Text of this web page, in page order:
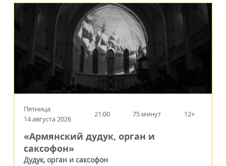
Пятница
14 августа 2026
21:00 75 минут 12+
«Армянский дудук, орган и
саксофон»
Дудук, орган и саксофон